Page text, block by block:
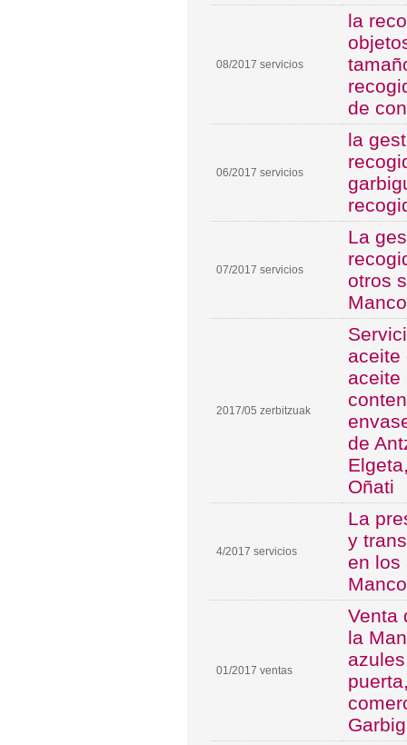
08/2017 servicios
la
de
06/2017 servicios
la
07/2017 servicios
La
otros
2017/05 zerbitzuak
aceite
aceite
de
Oñati
4/2017 servicios
La
y
en los
01/2017 ventas
Venta
la